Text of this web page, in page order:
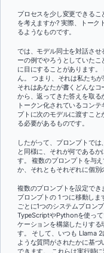
プロセスを少し変更できる
を考えますか? 実際、トーク
るようなものです。
では、モデル同士を対話させ
ーの例でやろうとしていた
に目にすることがあります
ん。 つまり、それは私たち
それはあなたが書くどんな
から、返ってきた答えを取
トークン化されているコン
プトに次のモデルに渡すこ
る必要があるものです。
したがって、プロンプトで
と同様に、それが何である
す。 複数のプロンプトを与
か、それともそれぞれに個別
複数のプロンプトを設定で
プロンプトの 1 つに移動し
ごとに1つのシステムプロン
TypeScriptやPythonを使っ
ケーションを構築したりす
す。 そして、いつも Llama
ような質問がされたかに基